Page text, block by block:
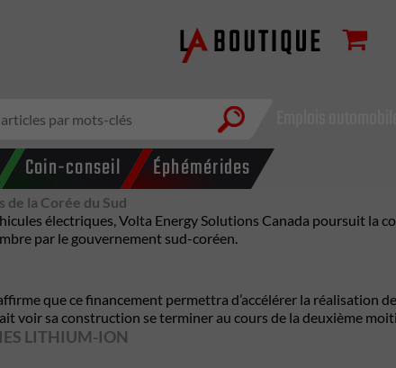
Coin-conseil Éphémérides
de la Corée du Sud
électriques, Volta Energy Solutions Canada poursuit la
par le gouvernement sud-coréen.
que ce financement permettra d’accélérer la réalisation
voir sa construction se terminer au cours de la deuxième
LITHIUM-ION